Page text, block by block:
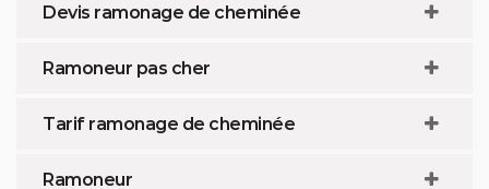
Devis ramonage de cheminée
Ramoneur pas cher
Tarif ramonage de cheminée
Ramoneur